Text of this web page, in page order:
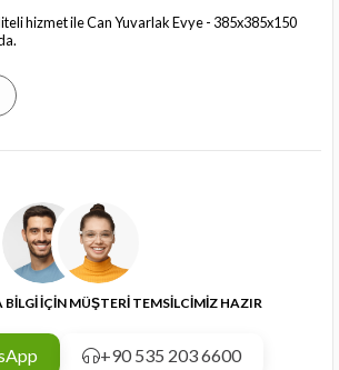
hizmet ile Can Yuvarlak Evye - 385x385x150
BİLGİ İÇİN MÜŞTERİ TEMSİLCİMİZ HAZIR
+90 535 203 6600